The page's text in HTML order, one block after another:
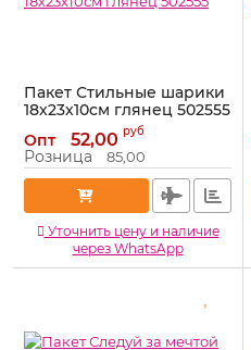
Пакет Стильные шарики
18х23х10см глянец 502555
Артикул: 502555
Опт 52,00 руб
Розница 85,00
Уточнить цену и наличие
через WhatsApp